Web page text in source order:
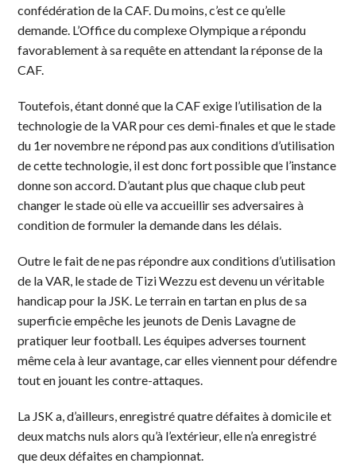
confédération de la CAF. Du moins, c’est ce qu’elle
demande. L’Office du complexe Olympique a répondu
favorablement à sa requête en attendant la réponse de la
CAF.
Toutefois, étant donné que la CAF exige l’utilisation de la
technologie de la VAR pour ces demi-finales et que le stade
du 1er novembre ne répond pas aux conditions d’utilisation
de cette technologie, il est donc fort possible que l’instance
donne son accord. D’autant plus que chaque club peut
changer le stade où elle va accueillir ses adversaires à
condition de formuler la demande dans les délais.
Outre le fait de ne pas répondre aux conditions d’utilisation
de la VAR, le stade de Tizi Wezzu est devenu un véritable
handicap pour la JSK. Le terrain en tartan en plus de sa
superficie empêche les jeunots de Denis Lavagne de
pratiquer leur football. Les équipes adverses tournent
même cela à leur avantage, car elles viennent pour défendre
tout en jouant les contre-attaques.
La JSK a, d’ailleurs, enregistré quatre défaites à domicile et
deux matchs nuls alors qu’à l’extérieur, elle n’a enregistré
que deux défaites en championnat.